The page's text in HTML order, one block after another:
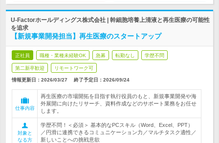
U-Factorホールディングス株式会社 | 幹細胞培養上清液と再生医療の可能性
を追求
【新規事業開発担当】再生医療のスタートアップ
正社員 職種・業種未経験OK 急募 転勤なし 学歴不問
第二新卒歓迎 リモートワーク可
情報更新日：2026/03/27 終了予定日： 2026/09/24
仕事内容
再生医療の市場開拓を目指す執行役員のもと、新規事業開発や海
外展開に向けたリサーチ、資料作成などのサポート業務をお任せ
します。
対象と
なる方
学歴不問！＜必須＞ 基本的なPCスキル（Word、Excel、PPT）
／円滑に連携できるコミュニケーション力／マルチタスク適性／
新しいことへの挑戦意欲